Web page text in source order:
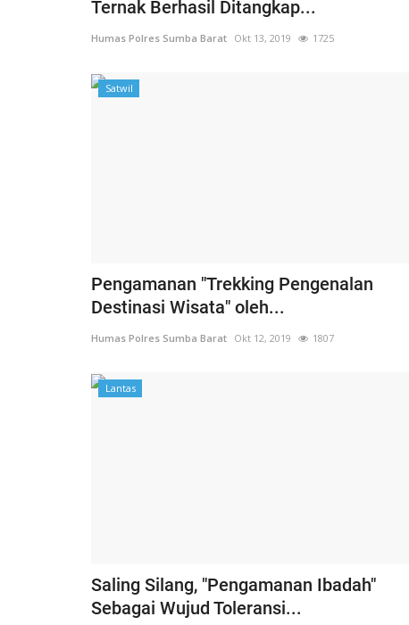
Ternak Berhasil Ditangkap...
Humas Polres Sumba Barat Okt 13, 2019 1725
Satwil
Pengamanan "Trekking Pengenalan
Destinasi Wisata" oleh...
Humas Polres Sumba Barat Okt 12, 2019 1807
Lantas
Saling Silang, "Pengamanan Ibadah"
Sebagai Wujud Toleransi...